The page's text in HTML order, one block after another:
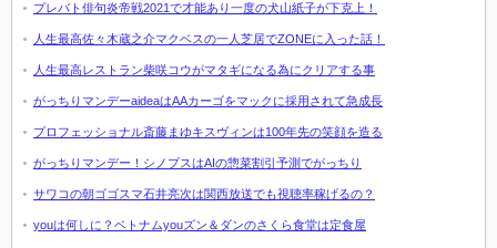
プレバト俳句炎帝戦2021で才能あり一度の犬山紙子が下克上！
人生最高佐々木蔵之介マクベスの一人芝居でZONEに入った話！
人生最高レストラン柴咲コウがマタギになる為にクリアする事
がっちりマンデーaideaはAAカーゴをマックに採用されて急成長
プロフェッショナル斎藤まゆキスヴィンは100年先の笑顔を造る
がっちりマンデー！シノプスはAIの惣菜割引予測でがっちり
サワコの朝ゴゴスマ石井亮次は関西放送でも視聴率稼げるの？
youは何しに？ベトナムyouズン＆ダンのさくら食堂は定食屋